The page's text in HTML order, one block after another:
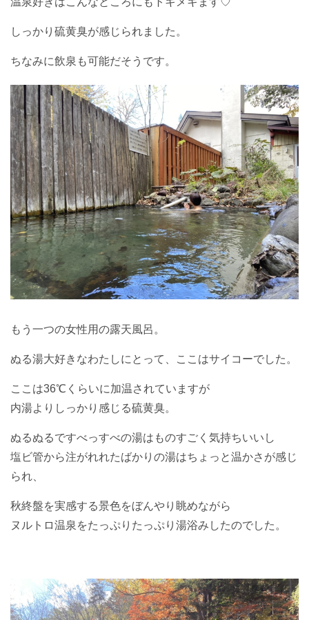
しっかり硫黄臭が感じられました。
ちなみに飲泉も可能だそうです。
もう一つの女性用の露天風呂。
ぬる湯大好きなわたしにとって、ここはサイコーでした。
ここは36℃くらいに加温されていますが
内湯よりしっかり感じる硫黄臭。
ぬるぬるですべっすべの湯はものすごく気持ちいいし
塩ビ管から注がれれたばかりの湯はちょっと温かさが感じ
られ、
秋終盤を実感する景色をぼんやり眺めながら
ヌルトロ温泉をたっぷりたっぷり湯浴みしたのでした。